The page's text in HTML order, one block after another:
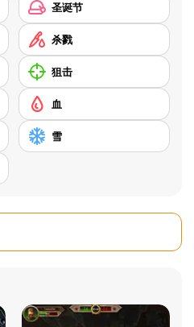
圣诞节
杀戮
狙击
血
雪